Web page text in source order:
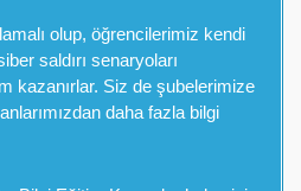
olup, öğrencilerimiz kendi
saldırı senaryoları
kazanırlar. Siz de şubelerimize
daha fazla bilgi